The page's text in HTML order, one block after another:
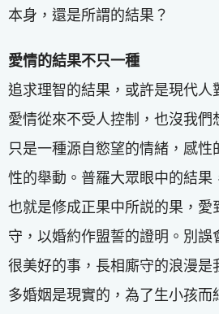
本身，還是所謂的結果？
愛情的結果不只一種
追求理智的結果，或許是現代人
愛情從來不受人控制，也沒我們
只是一種源自慾望的情緒，感性
性的舉動。普羅大眾眼中的結果
也就是修成正果中所説的果，愛
守，以婚約作盟誓的證明。別誤
很美好的事，長相廝守的浪漫是
多婚姻是現實的，為了生小孩而